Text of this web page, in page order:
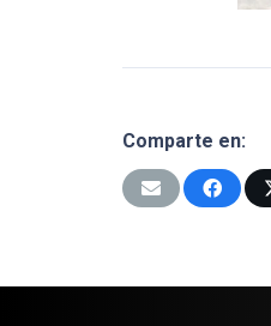
Comparte en: